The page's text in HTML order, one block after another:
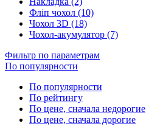
Фліп чохол (10)
Чохол 3D (18)
Чохол-акумулятор (7)
Фильтр по параметрам
По популярности
По популярности
По рейтингу
По цене, сначала недорогие
По цене, сначала дорогие